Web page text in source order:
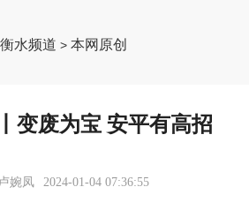
衡水频道 >本网原创
变废为宝 安平有高招
婉凤 2024-01-04 07:36:55